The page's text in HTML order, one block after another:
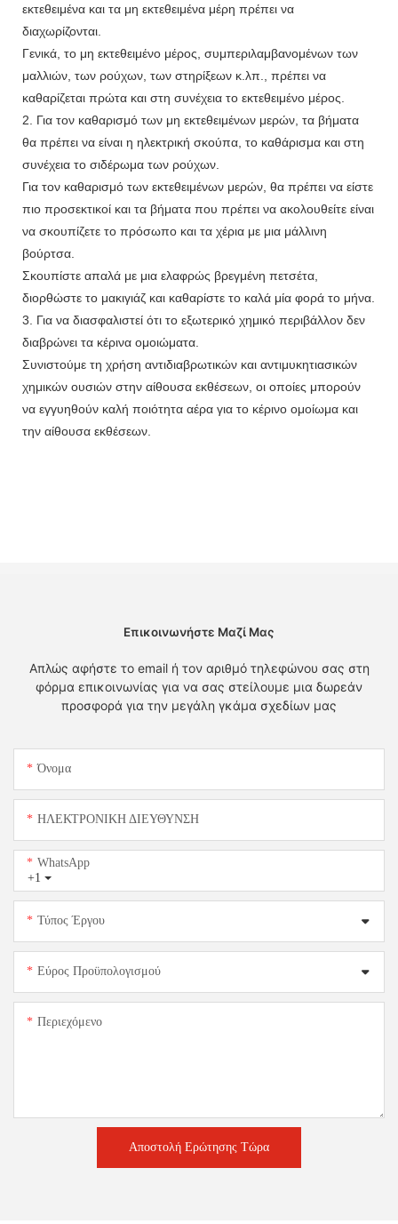
εκτεθειμένα και τα μη εκτεθειμένα μέρη πρέπει να
διαχωρίζονται.
Γενικά, το μη εκτεθειμένο μέρος, συμπεριλαμβανομένων των
μαλλιών, των ρούχων, των στηρίξεων κ.λπ., πρέπει να
καθαρίζεται πρώτα και στη συνέχεια το εκτεθειμένο μέρος.
2. Για τον καθαρισμό των μη εκτεθειμένων μερών, τα βήματα
θα πρέπει να είναι η ηλεκτρική σκούπα, το καθάρισμα και στη
συνέχεια το σιδέρωμα των ρούχων.
Για τον καθαρισμό των εκτεθειμένων μερών, θα πρέπει να είστε
πιο προσεκτικοί και τα βήματα που πρέπει να ακολουθείτε είναι
να σκουπίζετε το πρόσωπο και τα χέρια με μια μάλλινη
βούρτσα.
Σκουπίστε απαλά με μια ελαφρώς βρεγμένη πετσέτα,
διορθώστε το μακιγιάζ και καθαρίστε το καλά μία φορά το μήνα.
3. Για να διασφαλιστεί ότι το εξωτερικό χημικό περιβάλλον δεν
διαβρώνει τα κέρινα ομοιώματα.
Συνιστούμε τη χρήση αντιδιαβρωτικών και αντιμυκητιασικών
χημικών ουσιών στην αίθουσα εκθέσεων, οι οποίες μπορούν
να εγγυηθούν καλή ποιότητα αέρα για το κέρινο ομοίωμα και
την αίθουσα εκθέσεων.
Επικοινωνήστε Μαζί Μας
Απλώς αφήστε το email ή τον αριθμό τηλεφώνου σας στη
φόρμα επικοινωνίας για να σας στείλουμε μια δωρεάν
προσφορά για την μεγάλη γκάμα σχεδίων μας
Όνομα
ΗΛΕΚΤΡΟΝΙΚΗ ΔΙΕΥΘΥΝΣΗ
+1
WhatsApp
Τύπος Έργου
Εύρος Προϋπολογισμού
Περιεχόμενο
Αποστολή Ερώτησης Τώρα